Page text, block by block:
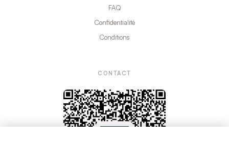
FAQ
Confidentialité
Conditions
CONTACT